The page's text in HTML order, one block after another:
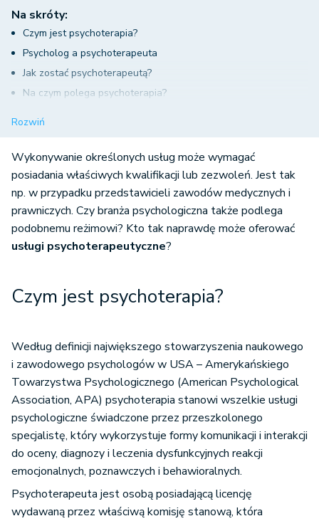
Na skróty:
Czym jest psychoterapia?
Psycholog a psychoterapeuta
Jak zostać psychoterapeutą?
Na czym polega psychoterapia?
Rozwiń
Wykonywanie określonych usług może wymagać
posiadania właściwych kwalifikacji lub zezwoleń. Jest tak
np. w przypadku przedstawicieli zawodów medycznych i
prawniczych. Czy branża psychologiczna także podlega
podobnemu reżimowi? Kto tak naprawdę może oferować
usługi psychoterapeutyczne?
Czym jest psychoterapia?
Według definicji największego stowarzyszenia naukowego
i zawodowego psychologów w USA – Amerykańskiego
Towarzystwa Psychologicznego (American Psychological
Association, APA) psychoterapia stanowi wszelkie usługi
psychologiczne świadczone przez przeszkolonego
specjalistę, który wykorzystuje formy komunikacji i interakcji
do oceny, diagnozy i leczenia dysfunkcyjnych reakcji
emocjonalnych, poznawczych i behawioralnych.
Psychoterapeuta jest osobą posiadającą licencję
wydawaną przez właściwą komisję stanową, która